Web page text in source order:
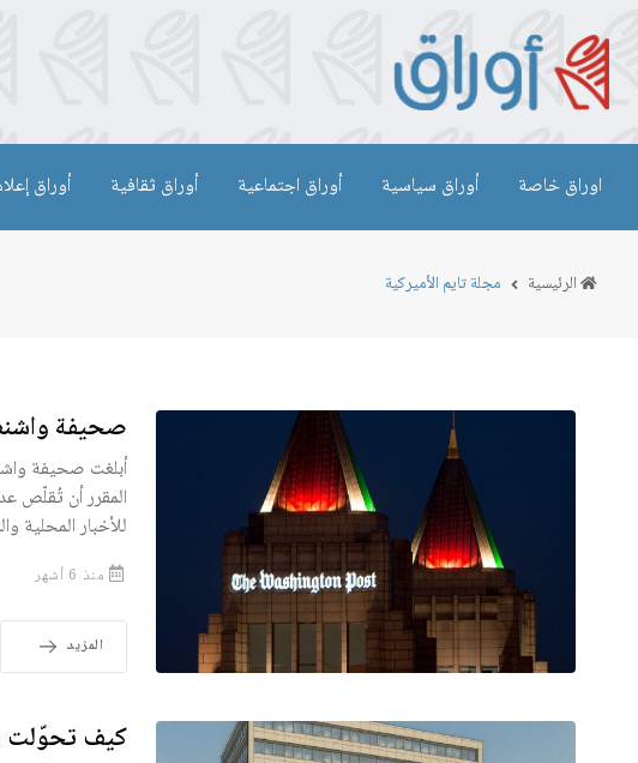
اوراق خاصة أوراق سياسية أوراق اجتماعية أوراق ثقافية أوراق
الرئيسية مجلة تايم الأميركية
صحيفة
أبلغت صحيفة
المقرر أن تُقلّص
للأخبار المحلية
منذ 6 أشهر
المزيد
كيف تحوّلت